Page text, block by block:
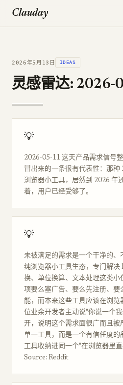
Clauday
2026年5月13日 IDEAS
灵感雷达: 2026-
💡
2026-05-11 这天产品需求信号
冒出来的一条很有代表性：那种
浏览器小工具，居然到 2026 年
着，用户已经受够了。
💡
未被满足的需求是一个干净的、
纯浏览器小工具生态，专门解决
换、单位换算、文本处理这类小
项要么塞广告、要么先注册、要
能，而本来这些工具应该在浏
位业余开发者主动说"你说一个
开，说明这个需求面很广而且被
单一工具，而是一个有信任度的
工具收纳进同一个"在浏览器里直
Source: Reddit